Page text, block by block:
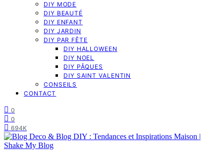
DIY MODE
DIY BEAUTÉ
DIY ENFANT
DIY JARDIN
DIY PAR FÊTE
DIY HALLOWEEN
DIY NOEL
DIY PÂQUES
DIY SAINT VALENTIN
CONSEILS
CONTACT
0
0
694K